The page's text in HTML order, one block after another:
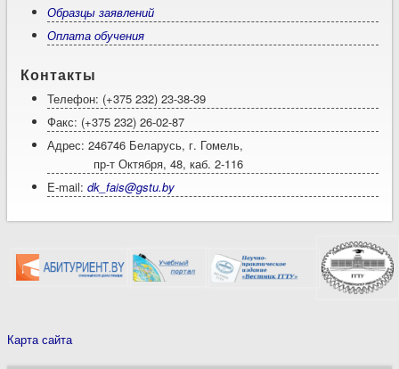
Образцы заявлений
Оплата обучения
Контакты
Телефон: (+375 232) 23-38-39
Факс: (+375 232) 26-02-87
Адрес: 246746 Беларусь, г. Гомель,
пр-т Октября, 48, каб. 2-116
E-mail:dk_fais@gstu.by
Карта сайта